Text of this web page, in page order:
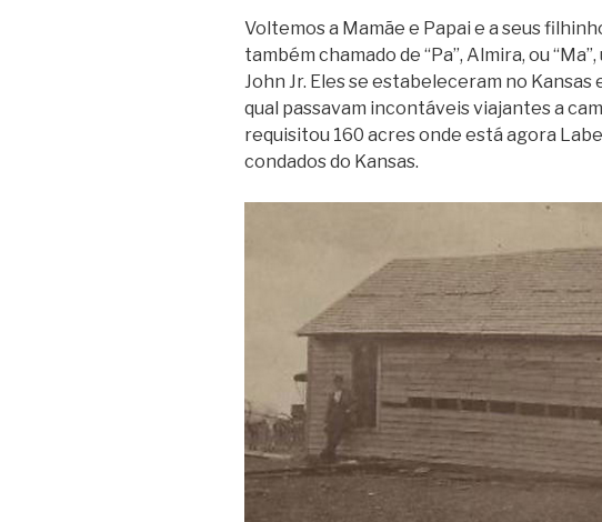
Voltemos a Mamãe e Papai e a seus
também chamado de “Pa”, Almira, ou
John Jr. Eles se estabeleceram no Kansas
qual passavam incontáveis viajantes a
requisitou 160 acres onde está agora
condados do Kansas.